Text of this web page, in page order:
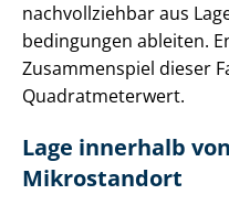
nachvollziehbar aus
be­din­gun­gen ableiten.
Zusammenspiel dieser
Qua­drat­me­ter­wert.
Lage innerhalb
Mikrostandort